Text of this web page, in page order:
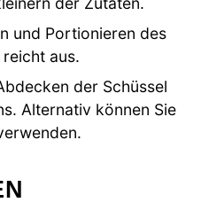
und Portionieren des
reicht aus.
der Schüssel
Alternativ können Sie